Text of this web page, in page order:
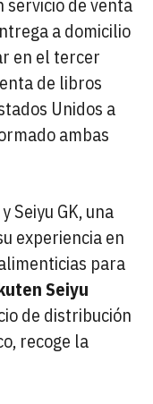
a domicilio
en el tercer
de libros
Unidos a
ambas
Seiyu GK, una
experiencia en
para
Seiyu
de distribución
recoge la